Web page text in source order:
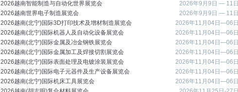
2026越南智能制造与自动化世界展览会
2026年9月9日 — 11日
2026越南世界电子制造展览会
2026年9月9日 — 11日
2026越南(北宁)国际3D打印技术及增材制造展览会
2026年11月04日—06日
2026越南(北宁)国际机器人及自动化设备展览会
2026年11月04日—06日
2026越南(北宁)国际金属及冶金钢铁展览会
2026年11月04日—06日
2026越南(北宁)国际金属加工及焊接切割展览会
2026年11月04日—06日
2026越南(北宁)国际表面处理及电镀涂装展览会
2026年11月04日—06日
2026越南(北宁)国际电子元器件及生产设备展览会
2026年11月04日—06日
2026越南(北宁)国际机床工具展览会
2026年11月04日—06日